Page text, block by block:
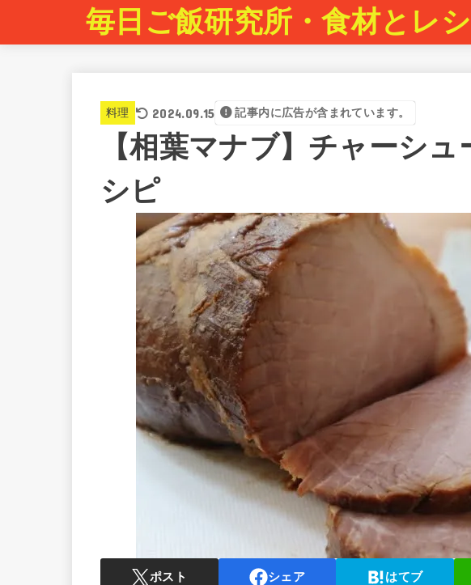
毎日ご飯研究所・食材とレ
料理 2024.09.15 記事内に広告が含まれています。
【相葉マナブ】チャーシ
シピ
ポスト シェア はてブ